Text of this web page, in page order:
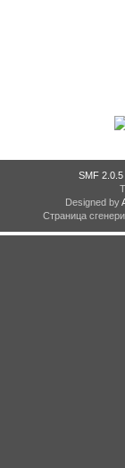
SMF 2.0.5
Designed by
Страница